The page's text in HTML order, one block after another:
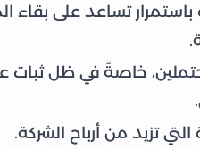
تساعد على
خاصةً في ظل ثبات
تزيد من أرباح الشركة.